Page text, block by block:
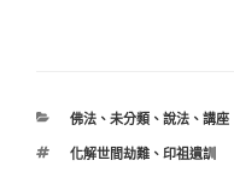
分
佛法、 未分類、 說法、 講座
標
化解世間劫難、 印祖遺訓